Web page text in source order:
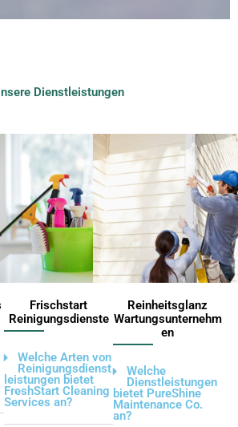
Dienstleistungen
Frischstart
Reinigungsdienste
Welche Arten von
Reinigungsdienst
leistungen bietet
FreshStart Cleaning
Services an?
Reinheitsglanz
Wartungsunternehm
en
Welche
Dienstleistungen
bietet PureShine
Maintenance Co.
an?